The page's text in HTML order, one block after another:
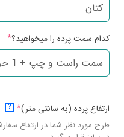
کدام سمت پرده را میخواهید؟*
ارتفاع پرده (به سانتی متر)*
?
طرح مورد نظر شما در ارتفاع